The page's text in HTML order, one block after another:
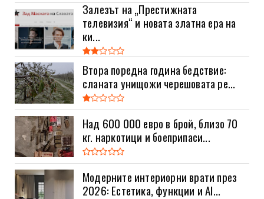
Залезът на „Престижната
телевизия“ и новата златна ера на
ки...
Втора поредна година бедствие:
сланата унищожи черешовата ре...
Над 600 000 евро в брой, близо 70
кг. наркотици и боеприпаси...
Модерните интериорни врати през
2026: Естетика, функции и AI...